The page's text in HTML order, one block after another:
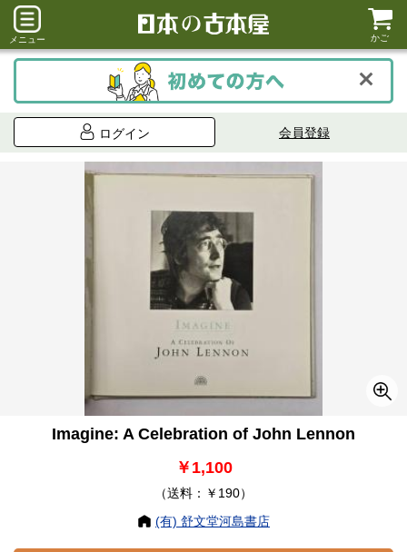
メニュー かご
ログイン 会員登録
Imagine: A Celebration of John Lennon
￥1,100
（送料：￥190）
(有) 舒文堂河島書店